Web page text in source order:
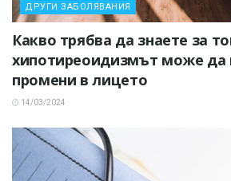
ДРУГИ ЗАБОЛЯВАНИЯ
Какво трябва да знаете за
хипотиреоидизмът може да
промени в лицето
14/03/2024